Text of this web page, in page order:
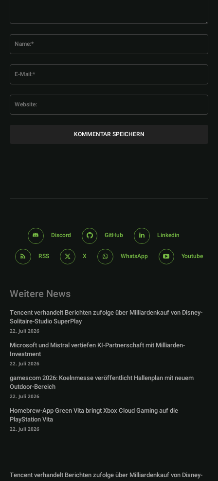
Discord GitHub Linkedin
RSS X WhatsApp Youtube
Weitere News
Tencent verhandelt Berichten zufolge über Milliardenkauf von Disney-
Solitaire-Studio SuperPlay
22. Juli 2026
Microsoft und Mistral vertiefen KI-Partnerschaft mit Milliarden-
Investment
22. Juli 2026
gamescom 2026: Koelnmesse veröffentlicht Hallenplan mit neuem
Outdoor-Bereich
22. Juli 2026
Homebrew-App Green Vita bringt Xbox Cloud Gaming auf die
PlayStation Vita
22. Juli 2026
Tencent verhandelt Berichten zufolge über Milliardenkauf von Disney-